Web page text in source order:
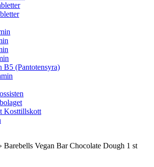
B5 (Pantotensyra)
Kosttillskott
Barebells Vegan Bar Chocolate Dough 1 st